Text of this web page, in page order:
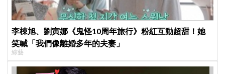
李棟旭、劉寅娜《鬼怪10周年旅行》粉紅互動超甜！她
笑喊「我們像離婚多年的夫妻」
綜藝